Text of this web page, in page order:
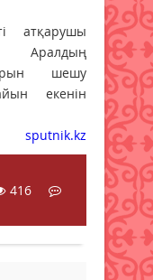
атқарушы
Аралдың
шешу
екенін
sputnik.kz
416